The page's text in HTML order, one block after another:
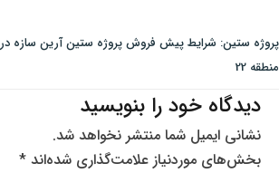
پروژه ستین: شرایط پیش فروش پروژه ستین آرین سازه در
منطقه 22
دیدگاه‌ خود را بنویسید
نشانی ایمیل شما منتشر نخواهد شد.
بخش‌های موردنیاز علامت‌گذاری شده‌اند *